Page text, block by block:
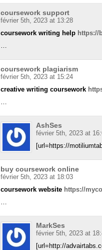
coursework support
février 5th, 2023 at 13:28
coursework writing help https://
coursework plagiarism
février 5th, 2023 at 15:24
creative writing coursework
AshSes
février 5th, 2023 at
[url=https://
buy coursework online
février 5th, 2023 at 18:03
coursework website https://
MarkSes
février 5th, 2023 at
[url=http://